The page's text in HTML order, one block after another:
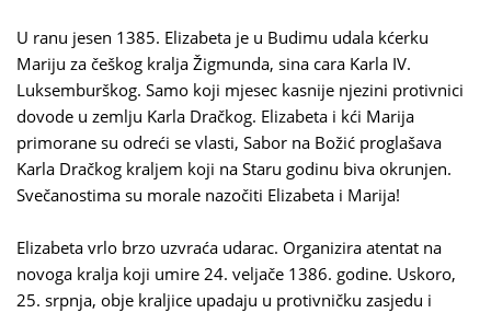
U ranu jesen 1385. Elizabeta je u Budimu udala kćerku
Mariju za češkog kralja Žigmunda, sina cara Karla IV.
Luksemburškog. Samo koji mjesec kasnije njezini protivnici
dovode u zemlju Karla Dračkog. Elizabeta i kći Marija
primorane su odreći se vlasti, Sabor na Božić proglašava
Karla Dračkog kraljem koji na Staru godinu biva okrunjen.
Svečanostima su morale nazočiti Elizabeta i Marija!
Elizabeta vrlo brzo uzvraća udarac. Organizira atentat na
novoga kralja koji umire 24. veljače 1386. godine. Uskoro,
25. srpnja, obje kraljice upadaju u protivničku zasjedu i